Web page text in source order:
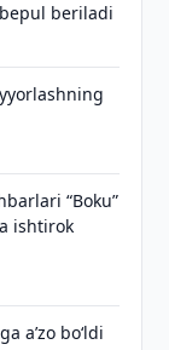
beriladi
“Boku”
ishtirok
aʼzo bo‘ldi